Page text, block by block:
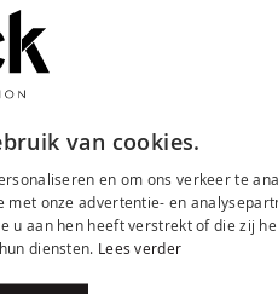
van cookies.
en om ons verkeer te
onze advertentie- en
u aan hen heeft verstrekt of die zij
diensten. Lees verder